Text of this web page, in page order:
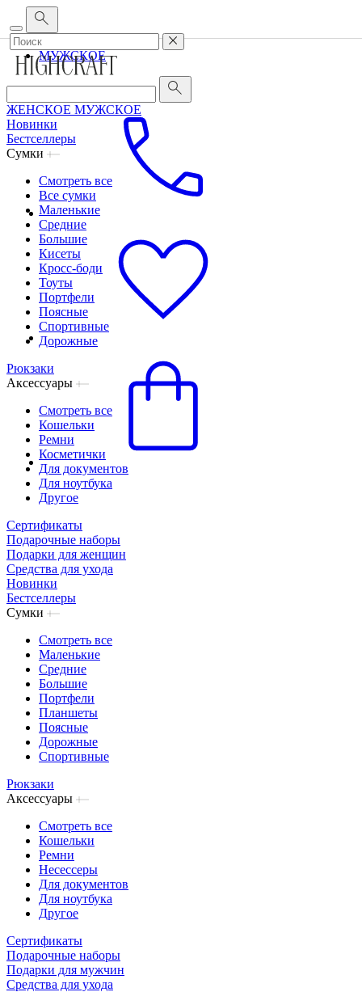
Корпоративным клиентам
ЖЕНСКОЕ
МУЖСКОЕ
ЖЕНСКОЕ МУЖСКОЕ
Новинки
Бестселлеры
Сумки
Смотреть все
Все сумки
Маленькие
Средние
Большие
Кисеты
Кросс-боди
Тоуты
Портфели
Поясные
Спортивные
Дорожные
Рюкзаки
Аксессуары
Смотреть все
Кошельки
Ремни
Косметички
Для документов
Для ноутбука
Другое
Сертификаты
Подарочные наборы
Подарки для женщин
Средства для ухода
Новинки
Бестселлеры
Сумки
Смотреть все
Маленькие
Средние
Большие
Портфели
Планшеты
Поясные
Дорожные
Спортивные
Рюкзаки
Аксессуары
Смотреть все
Кошельки
Ремни
Несессеры
Для документов
Для ноутбука
Другое
Сертификаты
Подарочные наборы
Подарки для мужчин
Средства для ухода